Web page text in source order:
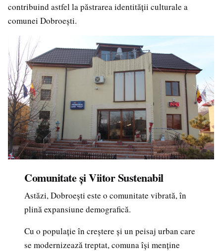
contribuind astfel la păstrarea identității culturale a
comunei Dobroești.
Comunitate și Viitor Sustenabil
Astăzi, Dobroești este o comunitate vibrată, în
plină expansiune demografică.
Cu o populație în creștere și un peisaj urban care
se modernizează treptat, comuna își menține